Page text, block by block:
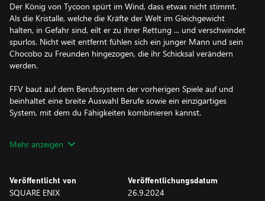
Der König von Tycoon spürt im Wind, dass etwas nicht stimmt.
Als die Kristalle, welche die Kräfte der Welt im Gleichgewicht
halten, in Gefahr sind, eilt er zu ihrer Rettung ... und verschwindet
spurlos. Nicht weit entfernt fühlen sich ein junger Mann und sein
Chocobo zu Freunden hingezogen, die ihr Schicksal verändern
werden.
FFV baut auf dem Berufssystem der vorherigen Spiele auf und
beinhaltet eine breite Auswahl Berufe sowie ein einzigartiges
System, mit dem du Fähigkeiten kombinieren kannst.
Kampfstrategie im fünften Teil der FINAL FANTASY-Reihe!
■ Wunderschön modernisiert, mit neuer Grafik und neuem
Mehr anzeigen
Veröffentlicht von
SQUARE ENIX
Veröffentlichungsdatum
26.9.2024